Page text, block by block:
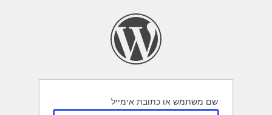
שם משתמש או כתובת אימייל